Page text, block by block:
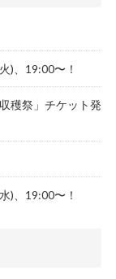
)、19:00〜！
穫祭」チケット発
)、19:00〜！